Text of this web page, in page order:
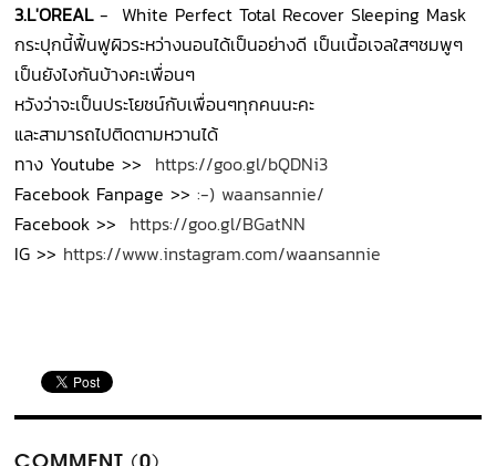
3.L'OREAL- White Perfect Total Recover Sleeping Mask
กระปุกนี้ฟื้นฟูผิวระหว่างนอนได้เป็นอย่างดี เป็นเนื้อเจลใสๆชมพูๆ
เป็นยังไงกันบ้างคะเพื่อนๆ
หวังว่าจะเป็นประโยชน์กับเพื่อนๆทุกคนนะคะ
และสามารถไปติดตามหวานได้
ทาง Youtube >> https://goo.gl/bQDNi3
Facebook Fanpage >>:-) waansannie/
Facebook >> https://goo.gl/BGatNN
IG >> https://www.instagram.com/waansannie